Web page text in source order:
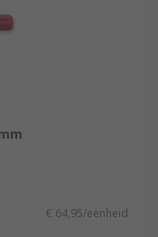
€ 64,95/eenheid